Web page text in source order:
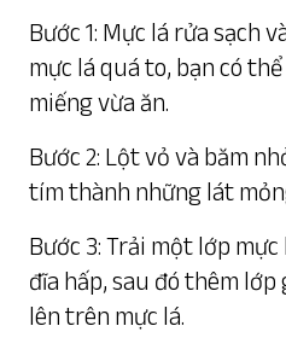
Bước 1: Mực lá rửa sạch
mực lá quá to, bạn có
miếng vừa ăn.
Bước 2: Lột vỏ và băm
tím thành những lát
Bước 3: Trải một lớp
đĩa hấp, sau đó thêm
lên trên mực lá.